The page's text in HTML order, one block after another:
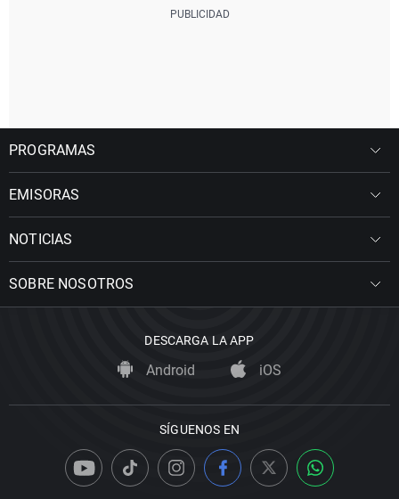
PROGRAMAS
EMISORAS
NOTICIAS
SOBRE NOSOTROS
DESCARGA LA APP
Android iOS
SÍGUENOS EN